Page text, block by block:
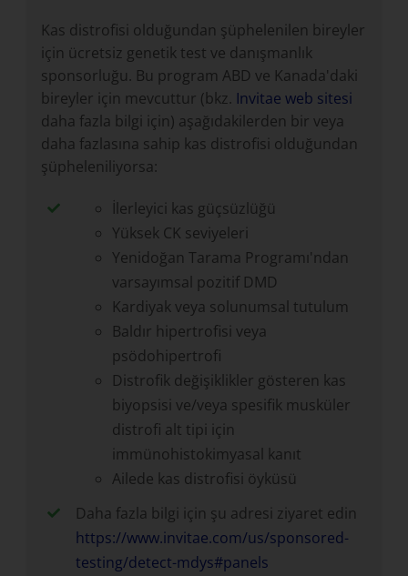
Kas distrofisi olduğundan şüphelenilen bireyler
için ücretsiz genetik test ve danışmanlık
sponsorluğu. Bu program ABD ve Kanada'daki
bireyler için mevcuttur (bkz. Invitae web sitesi
daha fazla bilgi için) aşağıdakilerden bir veya
daha fazlasına sahip kas distrofisi olduğundan
şüpheleniliyorsa:
İlerleyici kas güçsüzlüğü
Yüksek CK seviyeleri
Yenidoğan Tarama Programı'ndan
varsayımsal pozitif DMD
Kardiyak veya solunumsal tutulum
Baldır hipertrofisi veya
psödohipertrofi
Distrofik değişiklikler gösteren kas
biyopsisi ve/veya spesifik musküler
distrofi alt tipi için
immünohistokimyasal kanıt
Ailede kas distrofisi öyküsü
Daha fazla bilgi için şu adresi ziyaret edin
https://www.invitae.com/us/sponsored-
testing/detect-mdys#panels